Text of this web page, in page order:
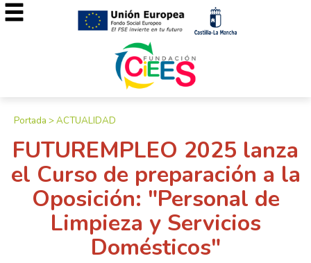
Portada >ACTUALIDAD
FUTUREMPLEO 2025 lanza
el Curso de preparación a la
Oposición: "Personal de
Limpieza y Servicios
Domésticos"